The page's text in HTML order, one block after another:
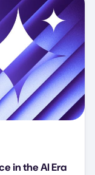
in the AI Era